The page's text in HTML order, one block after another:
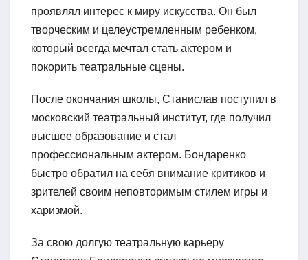
проявлял интерес к миру искусства. Он был
творческим и целеустремленным ребенком,
который всегда мечтал стать актером и
покорить театральные сцены.
После окончания школы, Станислав поступил в
московский театральный институт, где получил
высшее образование и стал
профессиональным актером. Бондаренко
быстро обратил на себя внимание критиков и
зрителей своим неповторимым стилем игры и
харизмой.
За свою долгую театральную карьеру